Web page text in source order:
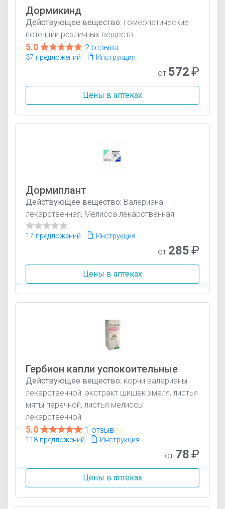
Дормикинд
Действующее вещество: гомеопатические
потенции различных веществ
5.0 2 отзыва
37 предложений Инструкция
от 572₽
Цены в аптеках
Дормиплант
Действующее вещество: Валериана
лекарственная, Мелисса лекарственная
17 предложений Инструкция
от 285₽
Цены в аптеках
Гербион капли успокоительные
Действующее вещество: корни валерианы
лекарственной, экстракт шишек хмеля, листья
мяты перечной, листья мелиссы
лекарственной
5.0 1 отзыв
118 предложений Инструкция
от 78₽
Цены в аптеках